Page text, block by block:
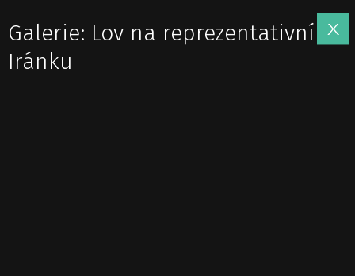
Galerie: Lov na reprezentativní
Iránku